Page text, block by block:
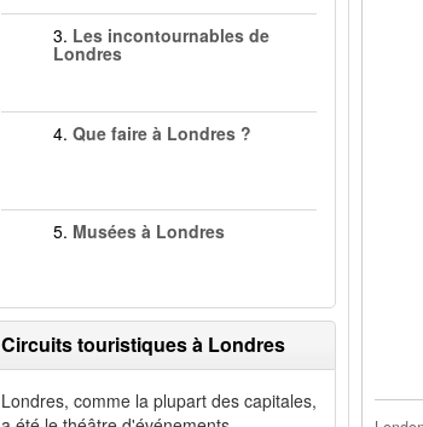
3. Les incontournables de
Londres
4. Que faire à Londres ?
5. Musées à Londres
Circuits touristiques à Londres
Londres, comme la plupart des capitales,